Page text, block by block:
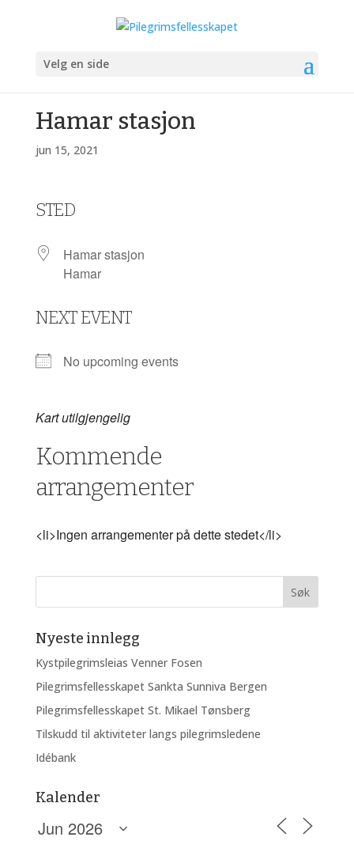
Velg en side
Hamar stasjon
jun 15, 2021
STED
Hamar stasjon
Hamar
NEXT EVENT
No upcoming events
Kart utilgjengelig
Kommende
arrangementer
<li>Ingen arrangementer på dette stedet</li>
Nyeste innlegg
Kystpilegrimsleias Venner Fosen
Pilegrimsfellesskapet Sankta Sunniva Bergen
Pilegrimsfellesskapet St. Mikael Tønsberg
Tilskudd til aktiviteter langs pilegrimsledene
Idébank
Kalender